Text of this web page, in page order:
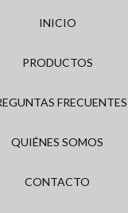
INICIO
PRODUCTOS
FRECUENTES
QUIÉNES SOMOS
CONTACTO